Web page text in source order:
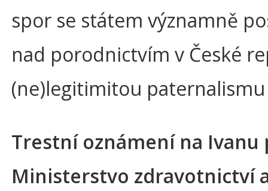
spor se státem významně
nad porodnictvím v České
(ne)legitimitou
Trestní oznámení na Ivanu
Ministerstvo zdravotnictví